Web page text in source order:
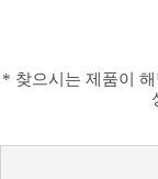
* 찾으시는 제품이